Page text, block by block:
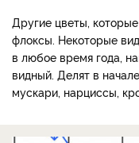
Другие цветы,
флоксы. Некоторые
в любое время года,
видный. Делят в
мускари, нарциссы,